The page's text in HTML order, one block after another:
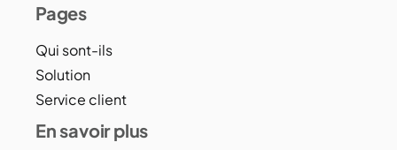
Pages
Qui sont-ils
Solution
Service client
En savoir plus